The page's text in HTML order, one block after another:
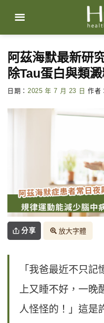
content
阿茲海默最新研
除Tau蛋白與類
日期： 2025 年 7 月 23 日 作者：
分享 放大字體
「我爸最近不只
上又睡不好，一晚
人怪怪的！」這是